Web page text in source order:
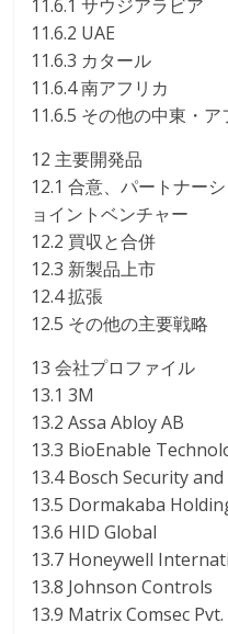
11.6.1 サウジアラビア
11.6.2 UAE
11.6.3 カタール
11.6.4 南アフリカ
11.6.5 その他の中東・
12 主要開発品
12.1 合意、パートナー
ョイントベンチャー
12.2 買収と合併
12.3 新製品上市
12.4 拡張
12.5 その他の主要戦略
13 会社プロファイル
13.1 3M
13.2 Assa Abloy AB
13.3 BioEnable
13.4 Bosch Security
13.5 Dormakaba
13.6 HID Global
13.7 Honeywell
13.8 Johnson Controls
13.9 Matrix Comsec Pvt.